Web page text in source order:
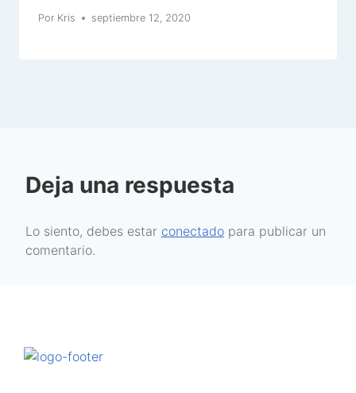
Por Kris septiembre 12, 2020
Deja una respuesta
Lo siento, debes estar conectado para publicar un
comentario.